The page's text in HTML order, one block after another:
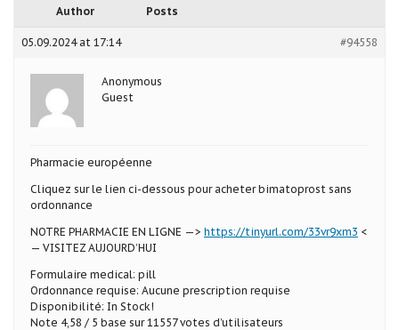
Author Posts
05.09.2024 at 17:14 #94558
Anonymous
Guest
Pharmacie européenne
Cliquez sur le lien ci-dessous pour acheter bimatoprost sans
ordonnance
NOTRE PHARMACIE EN LIGNE —> https://tinyurl.com/33vr9xm3 <
— VISITEZ AUJOURD’HUI
Formulaire medical: pill
Ordonnance requise: Aucune prescription requise
Disponibilité: In Stock!
Note 4,58 / 5 base sur 11557 votes d’utilisateurs